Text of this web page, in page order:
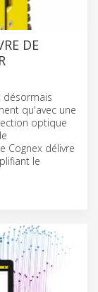
DE
désormais
qu'avec une
optique
Cognex délivre
le